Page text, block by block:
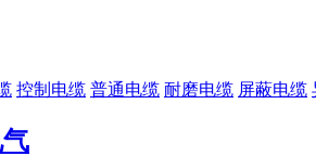
控制电缆 普通电缆 耐磨电缆 屏蔽电缆